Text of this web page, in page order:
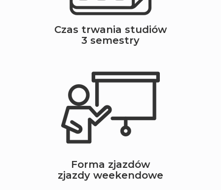
Czas trwania studiów
3 semestry
Forma zjazdów
zjazdy weekendowe